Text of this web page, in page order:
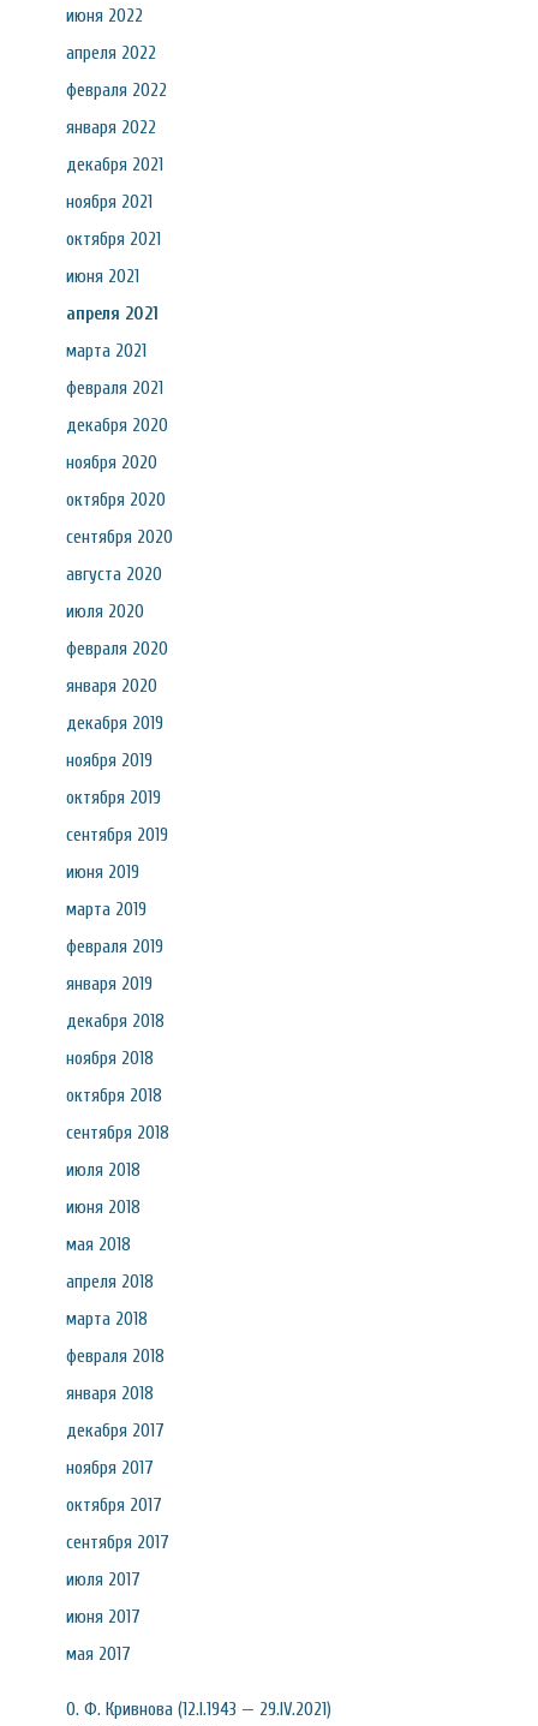
июня 2022
апреля 2022
февраля 2022
января 2022
декабря 2021
ноября 2021
октября 2021
июня 2021
апреля 2021
марта 2021
февраля 2021
декабря 2020
ноября 2020
октября 2020
сентября 2020
августа 2020
июля 2020
февраля 2020
января 2020
декабря 2019
ноября 2019
октября 2019
сентября 2019
июня 2019
марта 2019
февраля 2019
января 2019
декабря 2018
ноября 2018
октября 2018
сентября 2018
июля 2018
июня 2018
мая 2018
апреля 2018
марта 2018
февраля 2018
января 2018
декабря 2017
ноября 2017
октября 2017
сентября 2017
июля 2017
июня 2017
мая 2017
О. Ф. Кривнова (12.I.1943 — 29.IV.2021)